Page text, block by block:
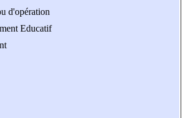
d'opération
Educatif